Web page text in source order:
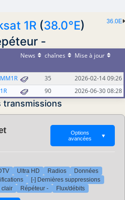
36.0E
1R (38.0°E)
-
News chaînes Mise à jour
35
2026-02-14 09:26
90 2026-06-30 08:28
transmissions
Options
avancées
▼
Ultra HD Radios
Données
[-] Dernières suppressions
clair
Répéteur - Flux/débits